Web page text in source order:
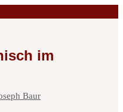
im
Baur